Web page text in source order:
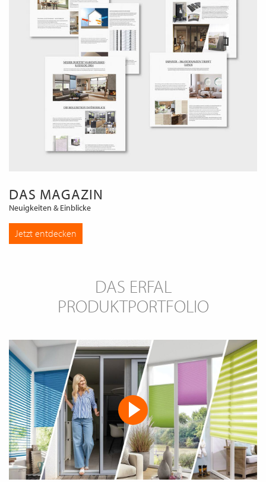
DAS MAGAZIN
Neuigkeiten & Einblicke
Jetzt entdecken
DAS ERFAL
PRODUKTPORTFOLIO